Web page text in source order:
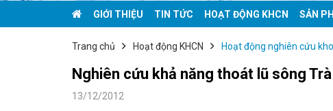
GIỚI THIỆU TIN TỨC HOẠT ĐỘNG KHCN SẢN
Trang chủ Hoạt động KHCN Hoạt động nghiên cứu
Nghiên cứu khả năng thoát lũ sông
13/12/2012